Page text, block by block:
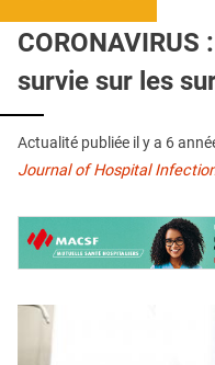
CONTACT
survie sur les
Actualité publiée il y a 6
Journal of Hospital